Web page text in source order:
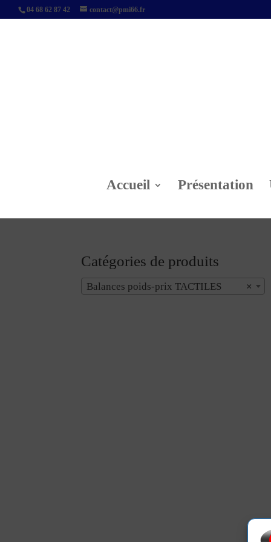
04 68 62 87 42 contact@pmi66.fr
Accueil Présentation
Catégories de produits
×
Balances poids-prix TACTILES